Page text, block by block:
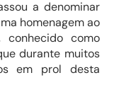
a denominar
homenagem ao
conhecido como
durante muitos
em prol desta